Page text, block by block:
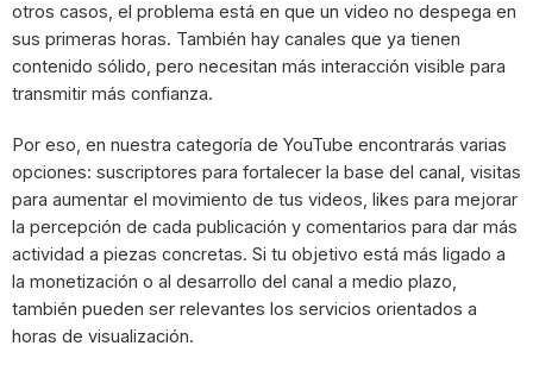
otros casos, el problema está en que un video no despega en
sus primeras horas. También hay canales que ya tienen
contenido sólido, pero necesitan más interacción visible para
transmitir más confianza.
Por eso, en nuestra categoría de YouTube encontrarás varias
opciones: suscriptores para fortalecer la base del canal, visitas
para aumentar el movimiento de tus videos, likes para mejorar
la percepción de cada publicación y comentarios para dar más
actividad a piezas concretas. Si tu objetivo está más ligado a
la monetización o al desarrollo del canal a medio plazo,
también pueden ser relevantes los servicios orientados a
horas de visualización.